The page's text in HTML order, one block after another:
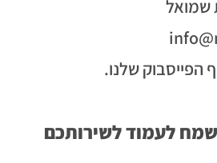
שלנו.
לעמוד לשירותכם